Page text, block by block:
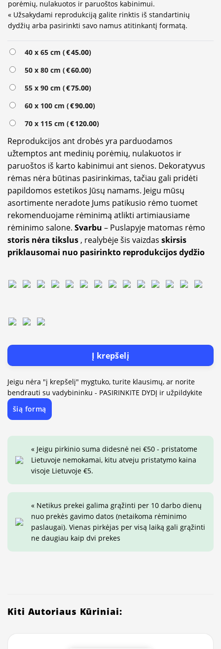
porėmių, nulakuotos ir paruoštos kabinimui.
« Užsakydami reprodukciją galite rinktis iš standartinių
dydžių arba pasirinkti savo namus atitinkantį formatą.
40 x 65 cm (€45.00)
50 x 80 cm (€60.00)
55 x 90 cm (€75.00)
60 x 100 cm (€90.00)
70 x 115 cm (€120.00)
Reprodukcijos ant drobės yra parduodamos
užtemptos ant medinių porėmių, nulakuotos ir
paruoštos iš karto kabinimui ant sienos. Dekoratyvus
rėmas nėra būtinas pasirinkimas, tačiau gali pridėti
papildomos estetikos Jūsų namams. Jeigu mūsų
asortimente neradote Jums patikusio rėmo tuomet
rekomenduojame rėminimą atlikti artimiausiame
rėminimo salone. Svarbu – Puslapyje matomas rėmo
storis nėra tikslus , realybėje šis vaizdas skirsis
priklausomai nuo pasirinkto reprodukcijos dydžio
Į krepšelį
Alternative:
Jeigu nėra "į krepšelį" mygtuko, turite klausimų, ar norite
bendrauti su vadybininku - PASIRINKITE DYDĮ ir užpildykite
šią formą
« Jeigu pirkinio suma didesnė nei €50 - pristatome
Lietuvoje nemokamai, kitu atveju pristatymo kaina
visoje Lietuvoje €5.
« Netikus prekei galima grąžinti per 10 darbo dienų
nuo prekės gavimo datos (netaikoma rėminimo
paslaugai). Vienas pirkėjas per visą laiką gali grąžinti
ne daugiau kaip dvi prekes
Kiti Autoriaus Kūriniai: